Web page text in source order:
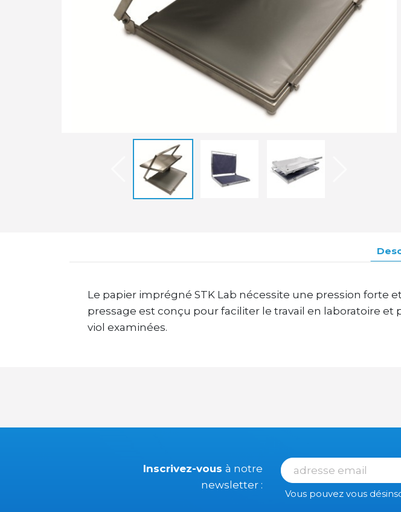
Le papier imprégné STK Lab nécessite une pression forte
pressage est conçu pour faciliter le travail en laboratoire
viol examinées.
Inscrivez-vous à notre
newsletter :
Vous pouvez vous